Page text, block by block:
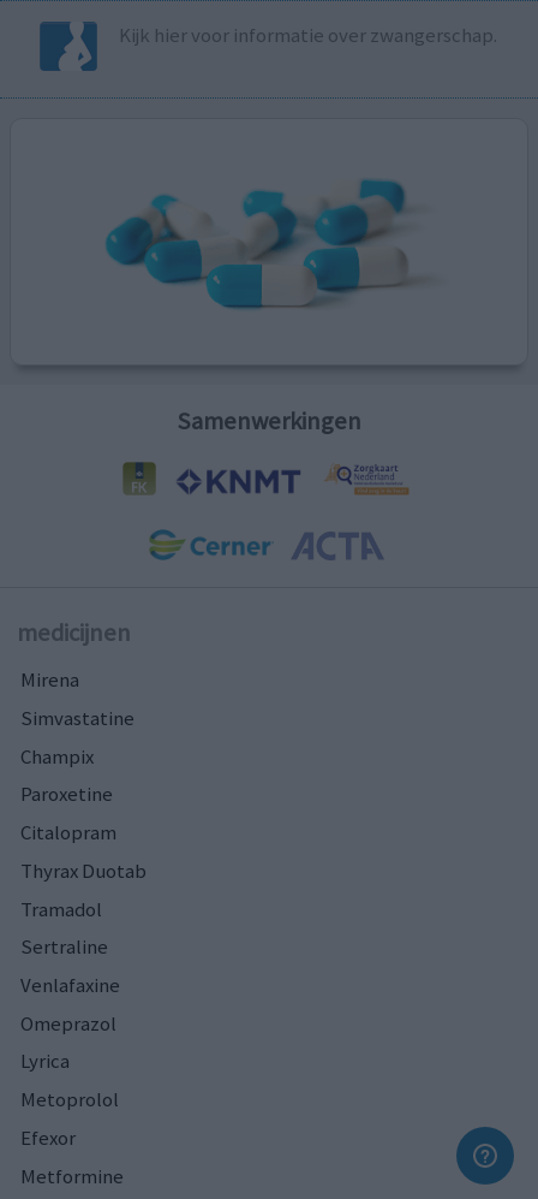
Kijk hier voor informatie over zwangerschap.
Samenwerkingen
medicijnen
Mirena
Simvastatine
Champix
Paroxetine
Citalopram
Thyrax Duotab
Tramadol
Sertraline
Venlafaxine
Omeprazol
Lyrica
Metoprolol
Efexor
Metformine